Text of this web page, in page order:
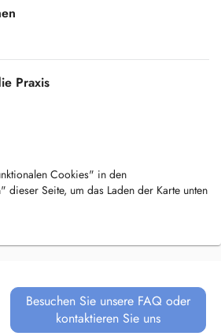
Praxis
Cookies" in den
dieser Seite, um das Laden der Karte unten
Besuchen Sie unsere FAQ oder
kontaktieren Sie uns